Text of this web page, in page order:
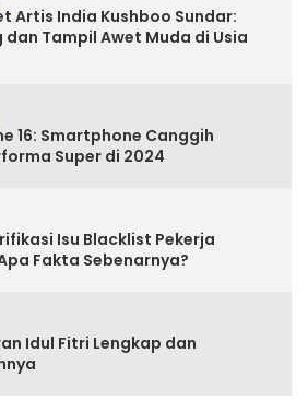
Artis India Kushboo Sundar:
dan Tampil Awet Muda di Usia
16: Smartphone Canggih
Super di 2024
Isu Blacklist Pekerja
Fakta Sebenarnya?
Idul Fitri Lengkap dan